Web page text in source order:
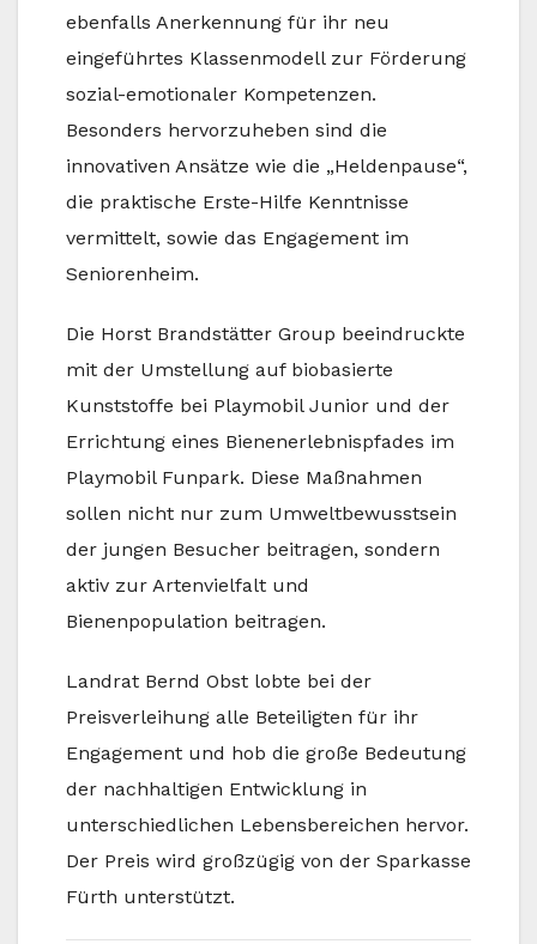
ebenfalls Anerkennung für ihr neu
eingeführtes Klassenmodell zur Förderung
sozial-emotionaler Kompetenzen.
Besonders hervorzuheben sind die
innovativen Ansätze wie die „Heldenpause“,
die praktische Erste-Hilfe Kenntnisse
vermittelt, sowie das Engagement im
Seniorenheim.
Die Horst Brandstätter Group beeindruckte
mit der Umstellung auf biobasierte
Kunststoffe bei Playmobil Junior und der
Errichtung eines Bienenerlebnispfades im
Playmobil Funpark. Diese Maßnahmen
sollen nicht nur zum Umweltbewusstsein
der jungen Besucher beitragen, sondern
aktiv zur Artenvielfalt und
Bienenpopulation beitragen.
Landrat Bernd Obst lobte bei der
Preisverleihung alle Beteiligten für ihr
Engagement und hob die große Bedeutung
der nachhaltigen Entwicklung in
unterschiedlichen Lebensbereichen hervor.
Der Preis wird großzügig von der Sparkasse
Fürth unterstützt.